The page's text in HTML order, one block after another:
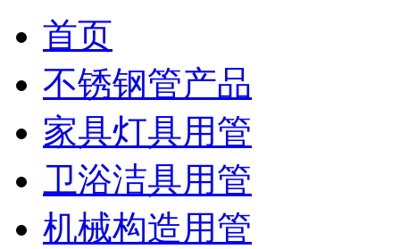
首页
不锈钢管产品
家具灯具用管
卫浴洁具用管
机械构造用管